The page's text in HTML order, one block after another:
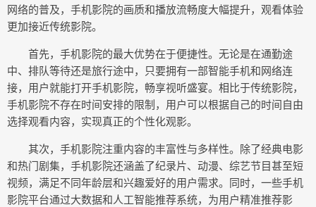
网络的普及，手机影院的画质和播放流畅度大幅提升，观看体验
更加接近传统影院。
首先，手机影院的最大优势在于便捷性。无论是在通勤途
中、排队等待还是旅行途中，只要拥有一部智能手机和网络连
接，用户就能打开手机影院，畅享视听盛宴。相比于传统影院，
手机影院不存在时间安排的限制，用户可以根据自己的时间自由
选择观看内容，实现真正的个性化观影。
其次，手机影院注重内容的丰富性与多样性。除了经典电影
和热门剧集，手机影院还涵盖了纪录片、动漫、综艺节目甚至短
视频，满足不同年龄层和兴趣爱好的用户需求。同时，一些手机
影院平台通过大数据和人工智能推荐系统，为用户精准推荐影